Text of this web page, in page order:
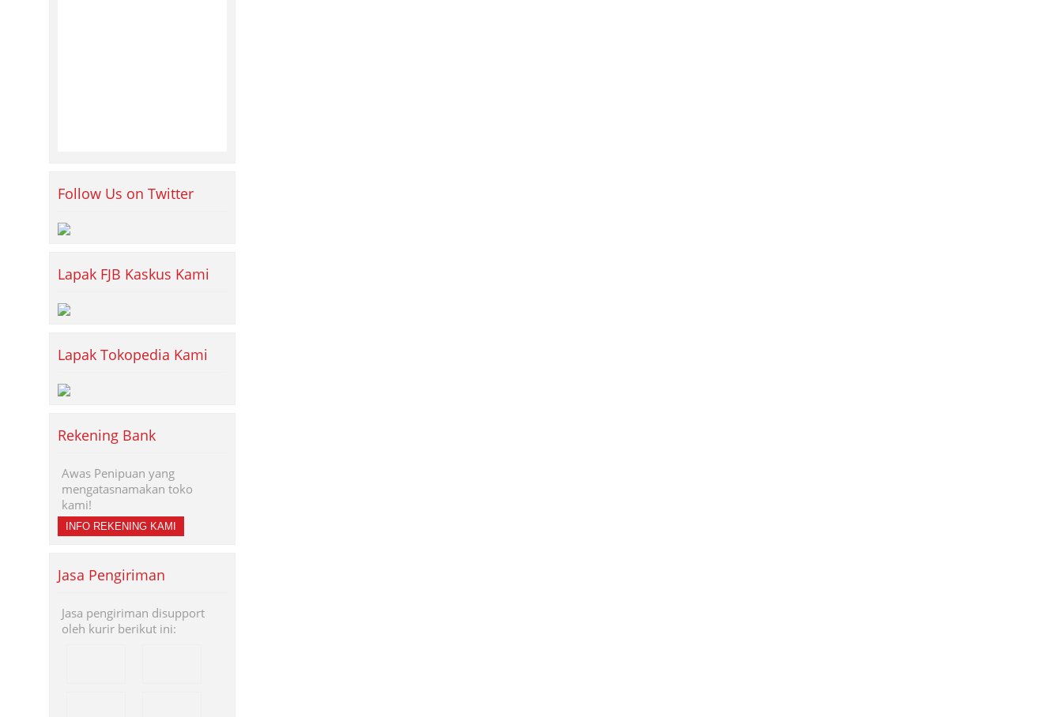
Follow Us on Twitter
Lapak FJB Kaskus Kami
Lapak Tokopedia Kami
Rekening Bank
Awas Penipuan yang
mengatasnamakan toko
kami!
INFO REKENING KAMI
Jasa Pengiriman
Jasa pengiriman disupport
oleh kurir berikut ini: